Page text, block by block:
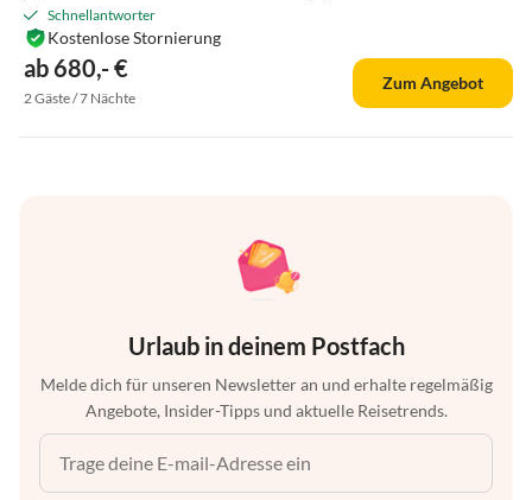
Schnellantworter
ab 680,- €
Kostenlose Stornierung
2 Gäste / 7 Nächte
Zum Angebot
Urlaub in deinem Postfach
Melde dich für unseren Newsletter an und erhalte regelmäßig
Angebote, Insider-Tipps und aktuelle Reisetrends.